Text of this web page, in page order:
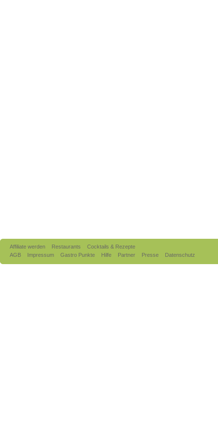
Affiliate werden Restaurants
Cocktails & Rezepte
AGB
Impressum Gastro Punkte Hilfe Partner Presse Datenschutz